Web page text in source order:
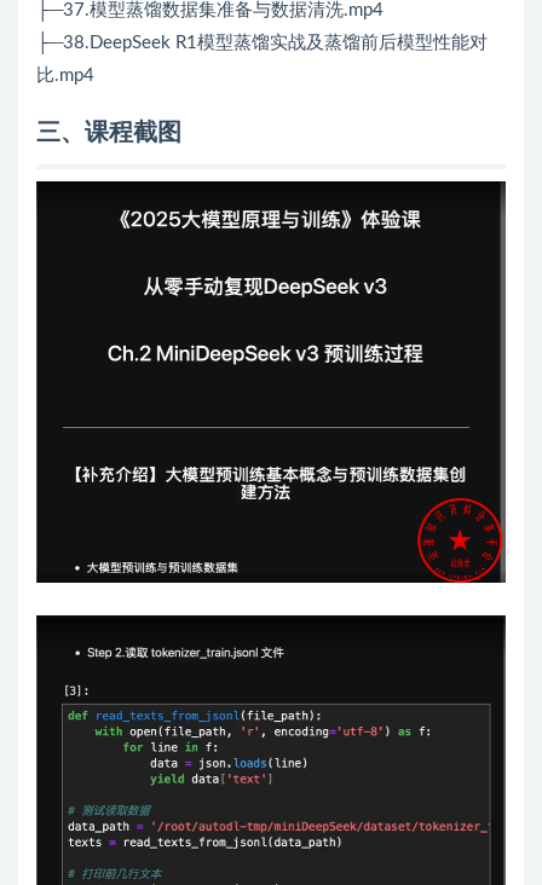
├─37.模型蒸馏数据集准备与数据清洗.mp4
├─38.DeepSeek R1模型蒸馏实战及蒸馏前后模型性能对
比.mp4
三、课程截图